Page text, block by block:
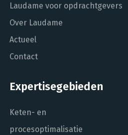
Laudame voor opdrachtgevers
Over Laudame
Actueel
Contact
Expertisegebieden
Keten- en
procesoptimalisatie